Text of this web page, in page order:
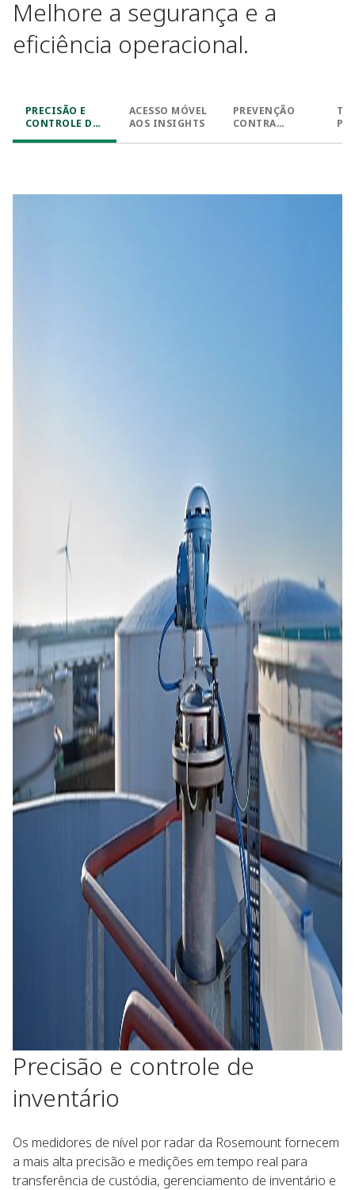
Melhore a segurança e a
eficiência operacional.​
PRECISÃO E
CONTROLE DE
ACESSO MÓVEL
AOS INSIGHTS​
PREVENÇÃO
CONTRA
Precisão e controle de
inventário
Os medidores de nível por radar da Rosemount fornecem
a mais alta precisão e medições em tempo real para
transferência de custódia, gerenciamento de inventário e